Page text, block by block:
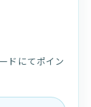
ドにてポイン